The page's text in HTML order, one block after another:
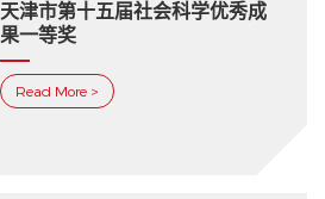
天津市第十五届社会科学优秀成
果一等奖
Read More >